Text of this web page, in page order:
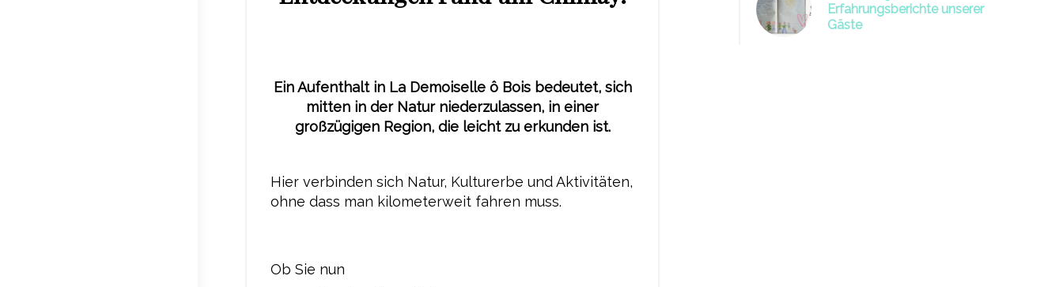
Ein Aufenthalt in La Demoiselle ô Bois bedeutet, sich
mitten in der Natur niederzulassen, in einer
großzügigen Region, die leicht zu erkunden ist.
Hier verbinden sich Natur, Kulturerbe und Aktivitäten,
ohne dass man kilometerweit fahren muss.
Ob Sie nun
Erfahrungsberichte unserer
Gäste